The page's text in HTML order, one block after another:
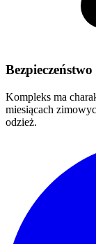
Bezpieczeństwo
Kompleks ma
miesiącach
odzież.